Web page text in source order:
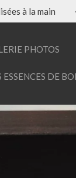
à la main
PHOTOS
ESSENCES DE